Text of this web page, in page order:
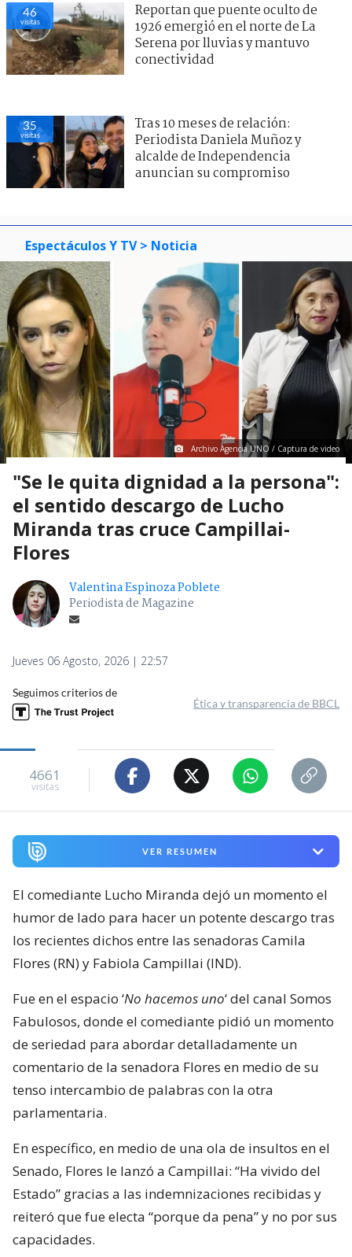
46
visitas
Reportan que puente oculto de
1926 emergió en el norte de La
Serena por lluvias y mantuvo
conectividad
35
visitas
Tras 10 meses de relación:
Periodista Daniela Muñoz y
alcalde de Independencia
anuncian su compromiso
Espectáculos Y TV > Noticia
Archivo Agencia UNO / Captura de video
"Se le quita dignidad a la persona":
el sentido descargo de Lucho
Miranda tras cruce Campillai-
Flores
Valentina Espinoza Poblete
Periodista de Magazine
Jueves 06 Agosto, 2026 | 22:57
Seguimos criterios de
Ética y transparencia de BBCL
4661
visitas
VER RESUMEN
El comediante Lucho Miranda dejó un momento el
humor de lado para hacer un potente descargo tras
los recientes dichos entre las senadoras Camila
Flores (RN) y Fabiola Campillai (IND).
Fue en el espacio ‘No hacemos uno‘ del canal Somos
Fabulosos, donde el comediante pidió un momento
de seriedad para abordar detalladamente un
comentario de la senadora Flores en medio de su
tenso intercambio de palabras con la otra
parlamentaria.
En específico, en medio de una ola de insultos en el
Senado, Flores le lanzó a Campillai: “Ha vivido del
Estado” gracias a las indemnizaciones recibidas y
reiteró que fue electa “porque da pena” y no por sus
capacidades.